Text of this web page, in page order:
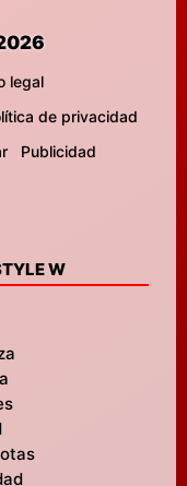
legal
de privacidad
Publicidad
W